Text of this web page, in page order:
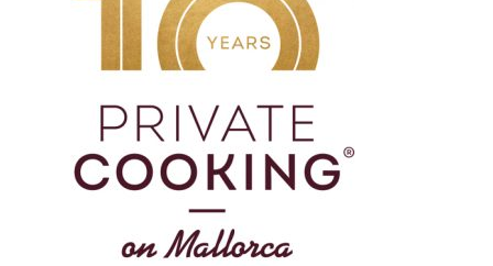
Private Cooking
Mallorca